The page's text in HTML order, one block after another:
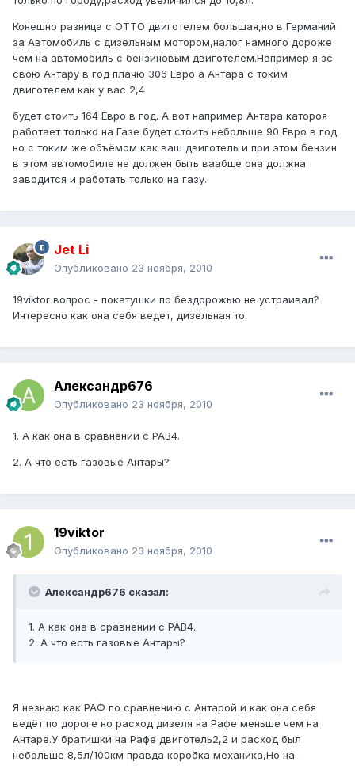
Конешно разница с ОТТО двиготелем большая,но в Германий
за Автомобиль с дизельным мотором,налог намного дороже
чем на автомобиль с бензиновым двиготелем.Например я зс
свою Антару в год плачю 306 Евро а Антара с токим
двиготелем как у вас 2,4
будет стоить 164 Евро в год. А вот например Антара катороя
работает только на Газе будет стоить небольше 90 Евро в год
но с токим же объёмом как ваш двиготель и при этом бензин
в этом автомобиле не должен быть ваабще она должна
заводится и работать только на газу.
Jet Li
Опубликовано 23 ноября, 2010
19viktor вопрос - покатушки по бездорожью не устраивал?
Интересно как она себя ведет, дизельная то.
Александр676
Опубликовано 23 ноября, 2010
1. А как она в сравнении с РАВ4.
2. А что есть газовые Антары?
19viktor
Опубликовано 23 ноября, 2010
Александр676 сказал:
1. А как она в сравнении с РАВ4.
2. А что есть газовые Антары?
Я незнаю как РАФ по сравнению с Антарой и как она себя
ведёт по дороге но расход дизеля на Рафе меньше чем на
Антаре.У братишки на Рафе двиготель2,2 и расход был
небольше 8,5л/100км правда коробка механика,Но на